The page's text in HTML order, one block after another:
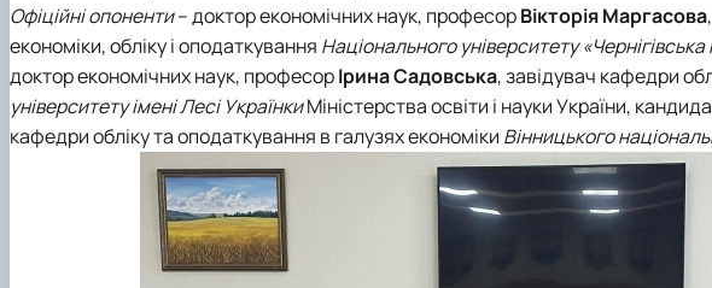
Офіційні опоненти– доктор економічних наук, професорВікторія Маргасова
економіки, обліку і оподаткування Національного університету «Чернігівська
доктор економічних наук, професорІрина Садовська, завідувач кафедри
університету імені Лесі УкраїнкиМіністерства освіти і науки України,
кафедри обліку та оподаткування в галузях економіки Вінницького